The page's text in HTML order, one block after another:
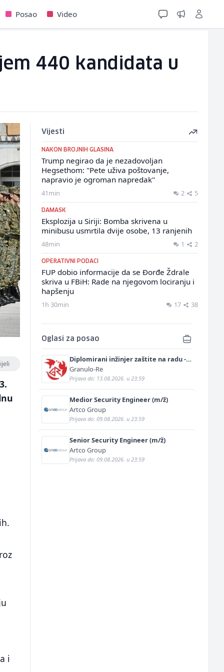
Posao Video
440 kandidata u
i
Vijesti
NAKON BROJNIH GLASINA
Trump negirao da je nezadovoljan
Hegsethom: "Pete uživa poštovanje,
napravio je ogroman napredak"
41min 2 5
DAMASK
Eksplozija u Siriji: Bomba skrivena u
minibusu usmrtila dvije osobe, 13 ranjenih
48min 1 2
OPERATIVNI PODACI
FUP dobio informacije da se Đorđe Ždrale
skriva u FBiH: Rade na njegovom lociranju i
hapšenju
1h 30min 17 38
Oglasi za posao
Diplomirani inžinjer zaštite na radu -
Bachelor inžinjer sigurnosti i pomoći
(m/ž)
Granulo-Re
Prijava do: 13.08.2026. u 23:59
Medior Security Engineer (m/ž)
Artco Group
Prijava do: 09.08.2026. u 23:59
Senior Security Engineer (m/ž)
Artco Group
Prijava do: 09.08.2026. u 23:59